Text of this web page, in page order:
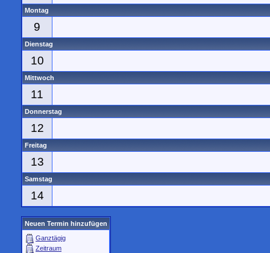
Montag
9
Dienstag
10
Mittwoch
11
Donnerstag
12
Freitag
13
Samstag
14
Neuen Termin hinzufügen
Ganztägig
Zeitraum